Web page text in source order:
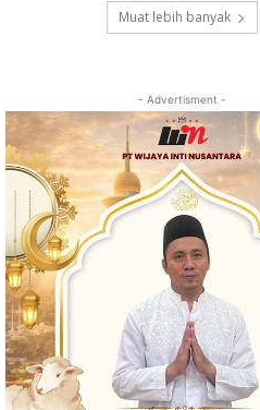
Muat lebih banyak
- Advertisment -